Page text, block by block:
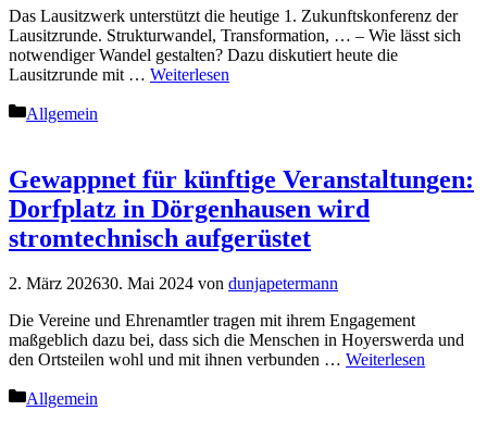
Das Lausitzwerk unterstützt die heutige 1. Zukunftskonferenz der
Lausitzrunde. Strukturwandel, Transformation, … – Wie lässt sich
notwendiger Wandel gestalten? Dazu diskutiert heute die
Lausitzrunde mit … Weiterlesen
Kategorien
Allgemein
Gewappnet für künftige Veranstaltungen:
Dorfplatz in Dörgenhausen wird
stromtechnisch aufgerüstet
2. März 202630. Mai 2024 von dunjapetermann
Die Vereine und Ehrenamtler tragen mit ihrem Engagement
maßgeblich dazu bei, dass sich die Menschen in Hoyerswerda und
den Ortsteilen wohl und mit ihnen verbunden … Weiterlesen
Kategorien
Allgemein